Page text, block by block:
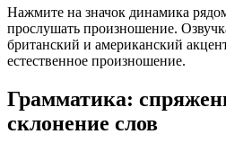
Нажмите на значок динамика
прослушать произношение.
британский и американский
естественное произношение.
Грамматика:
склонение слов